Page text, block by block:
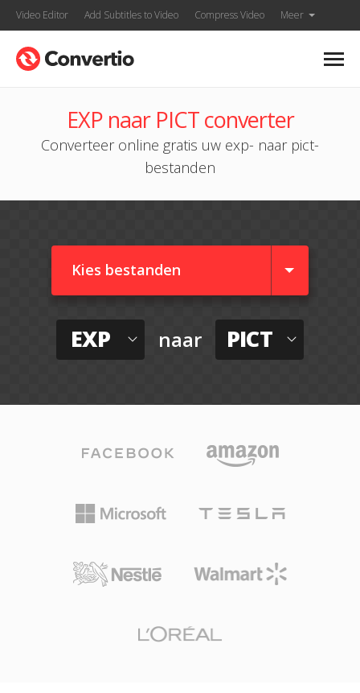
Video Editor Add Subtitles to Video Compress Video Meer
EXP naar PICT converter
Converteer online gratis uw exp- naar pict-
bestanden
Kies bestanden
EXP naar PICT